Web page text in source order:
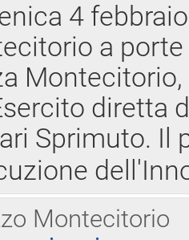
4
a
diretta
Sprimuto. Il
Montecitorio